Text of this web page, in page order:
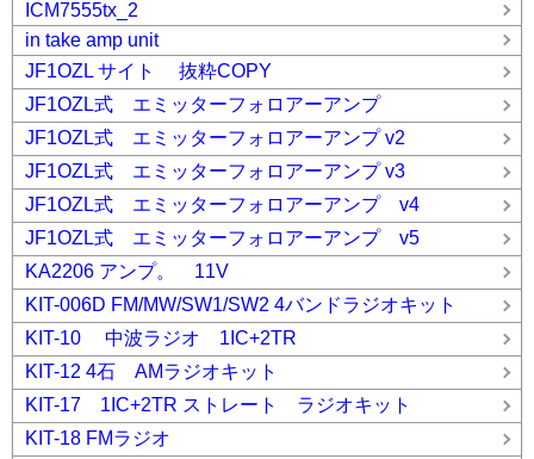
ICM7555tx_2
in take amp unit
JF1OZL サイト 抜粋COPY
JF1OZL式 エミッターフォロアーアンプ
JF1OZL式 エミッターフォロアーアンプ v2
JF1OZL式 エミッターフォロアーアンプ v3
JF1OZL式 エミッターフォロアーアンプ v4
JF1OZL式 エミッターフォロアーアンプ v5
KA2206 アンプ。 11V
KIT-006D FM/MW/SW1/SW2 4バンドラジオキット
KIT-10 中波ラジオ 1IC+2TR
KIT-12 4石 AMラジオキット
KIT-17 1IC+2TR ストレート ラジオキット
KIT-18 FMラジオ